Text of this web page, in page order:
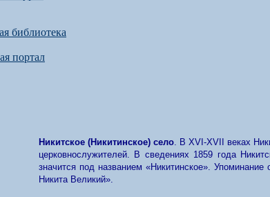
Никитское (Никитинское) село. В XVI -XVII
веках
церковнослужителей. В сведениях 1859 года
значится под названием «Никитинское». Упоминание
Никита Великий».